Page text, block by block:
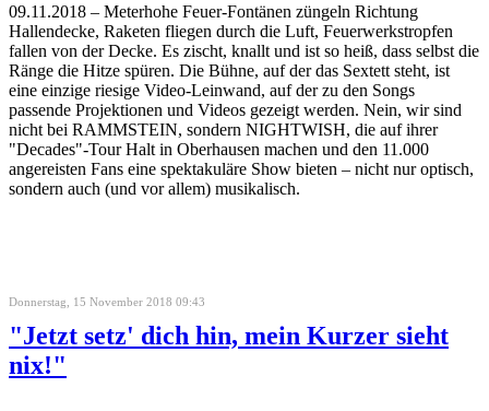
09.11.2018 – Meterhohe Feuer-Fontänen züngeln Richtung
Hallendecke, Raketen fliegen durch die Luft, Feuerwerkstropfen
fallen von der Decke. Es zischt, knallt und ist so heiß, dass selbst die
Ränge die Hitze spüren. Die Bühne, auf der das Sextett steht, ist
eine einzige riesige Video-Leinwand, auf der zu den Songs
passende Projektionen und Videos gezeigt werden. Nein, wir sind
nicht bei RAMMSTEIN, sondern NIGHTWISH, die auf ihrer
"Decades"-Tour Halt in Oberhausen machen und den 11.000
angereisten Fans eine spektakuläre Show bieten – nicht nur optisch,
sondern auch (und vor allem) musikalisch.
Donnerstag, 15 November 2018 09:43
"Jetzt setz' dich hin, mein Kurzer sieht
nix!"